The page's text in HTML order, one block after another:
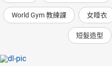
World Gym 教練課 女睡衣
短髮造型